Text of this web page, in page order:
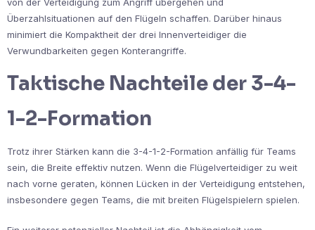
Überzahlsituationen auf den Flügeln schaffen. Darüber hinaus
minimiert die Kompaktheit der drei Innenverteidiger die
Verwundbarkeiten gegen Konterangriffe.
Taktische Nachteile der 3-4-
1-2-Formation
Trotz ihrer Stärken kann die 3-4-1-2-Formation anfällig für Teams
sein, die Breite effektiv nutzen. Wenn die Flügelverteidiger zu weit
nach vorne geraten, können Lücken in der Verteidigung entstehen,
insbesondere gegen Teams, die mit breiten Flügelspielern spielen.